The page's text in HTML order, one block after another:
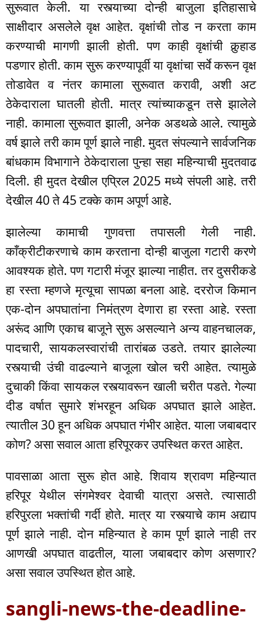
सुरूवात केली. या रस्त्याच्या दोन्ही बाजुला इतिहासाचे
साक्षीदार असलेले वृक्ष आहेत. वृक्षांची तोड न करता काम
करण्याची मागणी झाली होती. पण काही वृक्षांची कुर्‍हाड
पडणार होती. काम सुरू करण्यापूर्वी या वृक्षांचा सर्वे करून वृक्ष
तोडावेत व नंतर कामाला सुरूवात करावी, अशी अट
ठेकेदाराला घातली होती. मात्र त्यांच्याकडून तसे झालेले
नाही. कामाला सुरूवात झाली, अनेक अडथळे आले. त्यामुळे
वर्ष झाले तरी काम पूर्ण झाले नाही. मुदत संपल्याने सार्वजनिक
बांधकाम विभागाने ठेकेदाराला पुन्हा सहा महिन्याची मुदतवाढ
दिली. ही मुदत देखील एप्रिल 2025 मध्ये संपली आहे. तरी
देखील 40 ते 45 टक्के काम अपूर्ण आहे.
झालेल्या कामाची गुणवत्ता तपासली गेली नाही.
काँक्रीटीकरणाचे काम करताना दोन्ही बाजुला गटारी करणे
आवश्यक होते. पण गटारी मंजूर झाल्या नाहीत. तर दुसरीकडे
हा रस्ता म्हणजे मृत्यूचा सापळा बनला आहे. दररोज किमान
एक-दोन अपघातांना निमंत्रण देणारा हा रस्ता आहे. रस्ता
अरूंद आणि एकाच बाजूने सुरू असल्याने अन्य वाहनचालक,
पादचारी, सायकलस्वारांची तारांबळ उडते. तयार झालेल्या
रस्त्याची उंची वाढल्याने बाजूला खोल चरी आहेत. त्यामुळे
दुचाकी किंवा सायकल रस्त्यावरून खाली चरीत पडते. गेल्या
दीड वर्षात सुमारे शंभरहून अधिक अपघात झाले आहेत.
त्यातील 30 हून अधिक अपघात गंभीर आहेत. याला जबाबदार
कोण? असा सवाल आता हरिपूरकर उपस्थित करत आहेत.
पावसाळा आता सुरू होत आहे. शिवाय श्रावण महिन्यात
हरिपूर येथील संगमेश्वर देवाची यात्रा असते. त्यासाठी
हरिपुरला भक्तांची गर्दी होते. मात्र या रस्त्याचे काम अद्याप
पूर्ण झाले नाही. दोन महिन्यात हे काम पूर्ण झाले नाही तर
आणखी अपघात वाढतील, याला जबाबदार कोण असणार?
असा सवाल उपस्थित होत आहे.
sangli-news-the-deadline-